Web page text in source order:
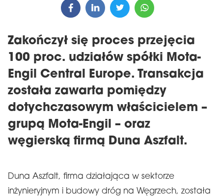
Zakończył się proces przejęcia
100 proc. udziałów spółki Mota-
Engil Central Europe. Transakcja
została zawarta pomiędzy
dotychczasowym właścicielem –
grupą Mota-Engil – oraz
węgierską firmą Duna Aszfalt.
Duna Aszfalt, firma działająca w sektorze
inżynieryjnym i budowy dróg na Węgrzech, została